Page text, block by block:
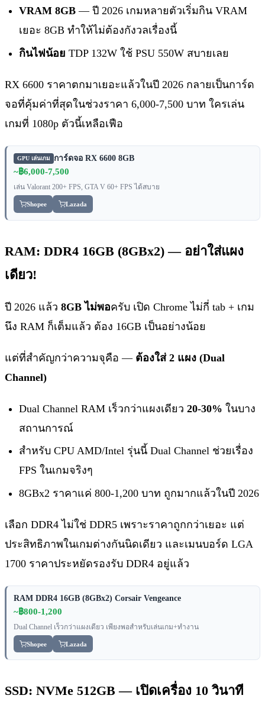
VRAM 8GB — ปี 2026 เกมหลายตัวเริ่มกิน VRAM
เยอะ 8GB ทำให้ไม่ต้องกังวลเรื่องนี้
กินไฟน้อย TDP 132W ใช้ PSU 550W สบายเลย
RX 6600 ราคาตกมาเยอะแล้วในปี 2026 กลายเป็นการ์ด
จอที่คุ้มค่าที่สุดในช่วงราคา 6,000-7,500 บาท ใครเล่น
เกมที่ 1080p ตัวนี้เหลือเฟือ
GPU เล่นเกม การ์ดจอ RX 6600 8GB
~฿6,000-7,500
เล่น Valorant 200+ FPS, GTA V 60+ FPS ได้สบาย
Shopee Lazada
RAM: DDR4 16GB (8GBx2) — อย่าใส่แผง
เดียว!
ปี 2026 แล้ว 8GB ไม่พอครับ เปิด Chrome ไม่กี่ tab + เกม
นึง RAM ก็เต็มแล้ว ต้อง 16GB เป็นอย่างน้อย
แต่ที่สำคัญกว่าความจุคือ — ต้องใส่ 2 แผง (Dual
Channel)
Dual Channel RAM เร็วกว่าแผงเดียว 20-30% ในบาง
สถานการณ์
สำหรับ CPU AMD/Intel รุ่นนี้ Dual Channel ช่วยเรื่อง
FPS ในเกมจริงๆ
8GBx2 ราคาแค่ 800-1,200 บาท ถูกมากแล้วในปี 2026
เลือก DDR4 ไม่ใช่ DDR5 เพราะราคาถูกกว่าเยอะ แต่
ประสิทธิภาพในเกมต่างกันนิดเดียว และเมนบอร์ด LGA
1700 ราคาประหยัดรองรับ DDR4 อยู่แล้ว
RAM DDR4 16GB (8GBx2) Corsair Vengeance
~฿800-1,200
Dual Channel เร็วกว่าแผงเดียว เพียงพอสำหรับเล่นเกม+ทำงาน
Shopee Lazada
SSD: NVMe 512GB — เปิดเครื่อง 10 วินาที